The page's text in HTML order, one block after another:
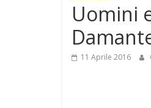
Uomini
11 Aprile 2016